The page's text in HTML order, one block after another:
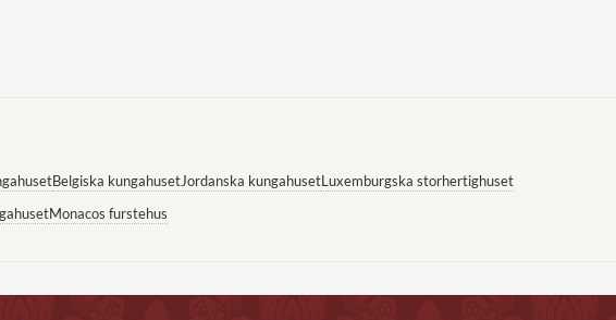
Belgiska kungahusetJordanska kungahusetLuxemburgska storhertighuset
Monacos furstehus